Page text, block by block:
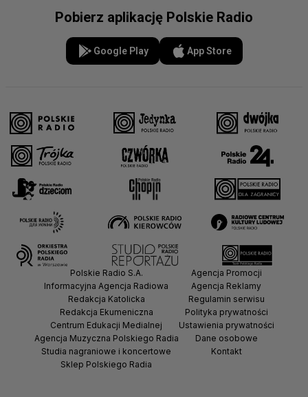
Pobierz aplikację Polskie Radio
Google Play App Store
Polskie Radio S.A.
Informacyjna Agencja Radiowa
Redakcja Katolicka
Redakcja Ekumeniczna
Centrum Edukacji Medialnej
Agencja Muzyczna Polskiego Radia
Studia nagraniowe i koncertowe
Sklep Polskiego Radia
Agencja Promocji
Agencja Reklamy
Regulamin serwisu
Polityka prywatności
Ustawienia prywatności
Dane osobowe
Kontakt